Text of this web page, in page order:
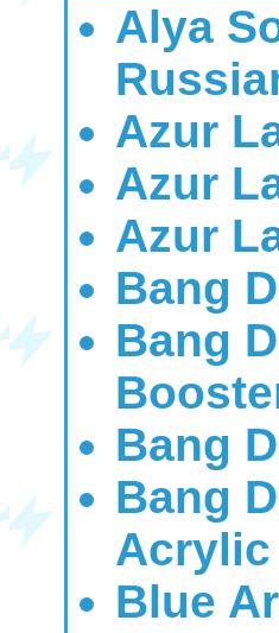
Alya
Azur
Azur
Azur
Bang
Bang
Bang
Bang
Acrylic
Blue